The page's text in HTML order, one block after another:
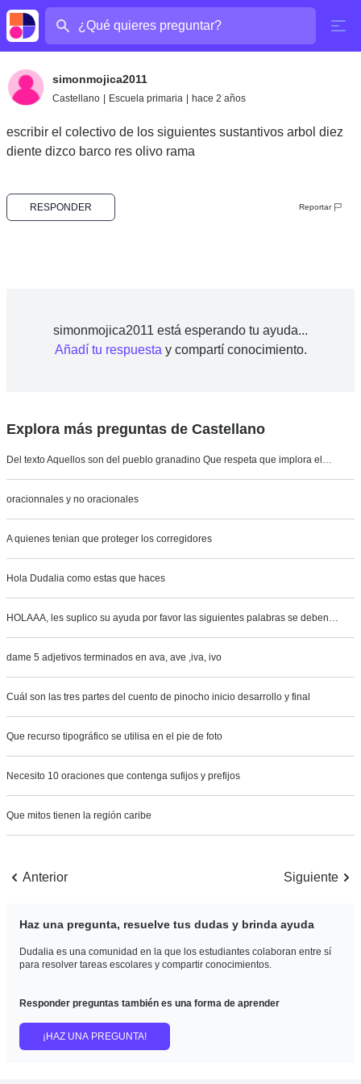
simonmojica2011
Castellano Escuela primaria hace 2 años
escribir el colectivo de los siguientes sustantivos arbol diez
diente dizco barco res olivo rama
RESPONDER Reportar
simonmojica2011 está esperando tu ayuda...
Añadí tu respuesta y compartí conocimiento.
Explora más preguntas de Castellano
Del texto Aquellos son del pueblo granadino Que respeta que implora el…
oracionnales y no oracionales
A quienes tenian que proteger los corregidores
Hola Dudalia como estas que haces
HOLAAA, les suplico su ayuda por favor las siguientes palabras se deben…
dame 5 adjetivos terminados en ava, ave ,iva, ivo
Cuál son las tres partes del cuento de pinocho inicio desarrollo y final
Que recurso tipográfico se utilisa en el pie de foto
Necesito 10 oraciones que contenga sufijos y prefijos
Que mitos tienen la región caribe
Anterior Siguiente
Haz una pregunta, resuelve tus dudas y brinda ayuda
Dudalia es una comunidad en la que los estudiantes colaboran entre sí
para resolver tareas escolares y compartir conocimientos.
Responder preguntas también es una forma de aprender
¡HAZ UNA PREGUNTA!